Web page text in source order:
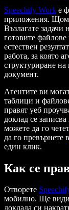
Speechify Work е
приложения. Щом
Възлагате задачи
готовите
естествен
работа, за която
структуриране
документ.
Агентите ви
таблици и
правят уеб
доклад се
можете да го
да го превърнете в
един клик.
Как се
Отворете
мобилно. Ще
доклада си